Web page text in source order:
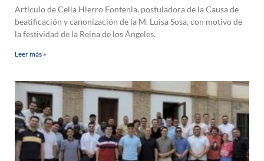
Artículo de Celia Hierro Fontenla, postuladora de la Causa de
beatificación y canonización de la M. Luisa Sosa, con motivo de
la festividad de la Reina de los Ángeles.
Leer más »